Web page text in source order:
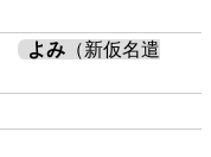
よみ （新仮名遣